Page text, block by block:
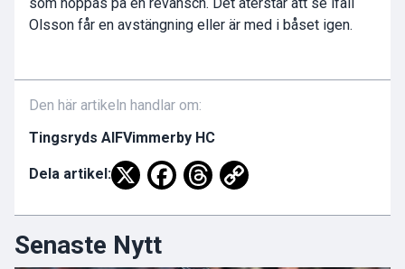
som hoppas på en revansch. Det återstår att se ifall
Olsson får en avstängning eller är med i båset igen.
Den här artikeln handlar om:
Tingsryds AIFVimmerby HC
Dela artikel:
Senaste Nytt